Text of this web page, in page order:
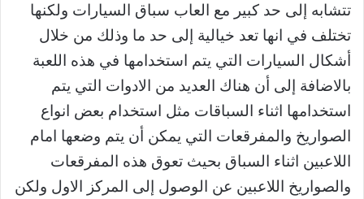
تتشابه إلى حد كبير مع العاب سباق السيارات ولكنها
تختلف في انها تعد خيالية إلى حد ما وذلك من خلال
أشكال السيارات التي يتم استخدامها في هذه اللعبة
بالاضافة إلى أن هناك العديد من الادوات التي يتم
استخدامها اثناء السباقات مثل استخدام بعض انواع
الصواريخ والمفرقعات التي يمكن أن يتم وضعها امام
اللاعبين اثناء السباق بحيث تعوق هذه المفرقعات
والصواريخ اللاعبين عن الوصول إلى المركز الاول ولكن